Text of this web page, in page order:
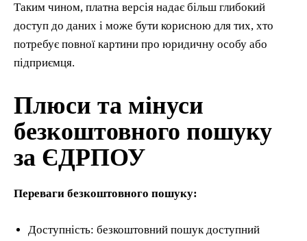
Таким чином, платна версія надає більш глибокий
доступ до даних і може бути корисною для тих, хто
потребує повної картини про юридичну особу або
підприємця.
Плюси та мінуси
безкоштовного пошуку
за ЄДРПОУ
Переваги безкоштовного пошуку:
Доступність: безкоштовний пошук доступний